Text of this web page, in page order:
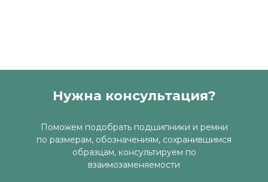
Нужна консультация?
Поможем подобрать подшипники и ремни
по размерам, обозначениям, сохранившимся
образцам, консультируем по
взаимозаменяемости